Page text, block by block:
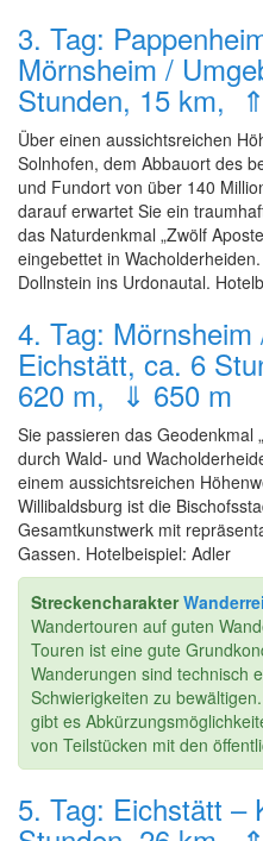
3. Tag:
Mörnsheim /
Stunden, 15 km,
Über einen aussichtsreichen
Solnhofen, dem Abbauort des
und Fundort von über 140
darauf erwartet Sie ein
das Naturdenkmal „Zwölf
eingebettet in
Dollnstein ins Urdonautal.
4. Tag:
Eichstätt, ca. 6
620 m, ⇓ 650 m
Sie passieren das Geodenkmal
durch Wald- und
einem aussichtsreichen
Willibaldsburg ist die
Gesamtkunstwerk mit
Gassen. Hotelbeispiel: Adler
Streckencharakter
Wandertouren auf guten
Touren ist eine gute
Wanderungen sind technisch
Schwierigkeiten zu
gibt es
von Teilstücken mit den
5. Tag: Eichstätt –